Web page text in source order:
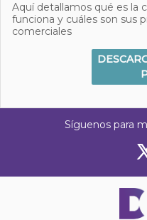
Aquí detallamos qué es la
funciona y cuáles son sus
comerciales
Síguenos para